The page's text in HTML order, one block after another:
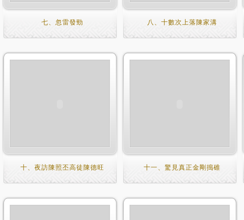
七、忽雷發勁 八、十數次上落陳家溝
十、夜訪陳照丕高徒陳德旺 十一、驚見真正金剛搗碓